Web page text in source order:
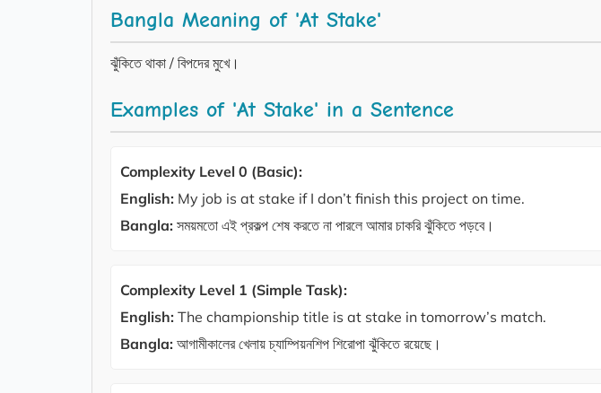
Bangla Meaning of 'At Stake'
ঝুঁকিতে থাকা / বিপদের মুখে।
Examples of 'At Stake' in a Sentence
Complexity Level 0 (Basic):
English: My job is at stake if I don’t finish this project on time.
Bangla: সময়মতো এই প্রকল্প শেষ করতে না পারলে আমার চাকরি ঝুঁকিতে পড়বে।
Complexity Level 1 (Simple Task):
English: The championship title is at stake in tomorrow’s match.
Bangla: আগামীকালের খেলায় চ্যাম্পিয়নশিপ শিরোপা ঝুঁকিতে রয়েছে।